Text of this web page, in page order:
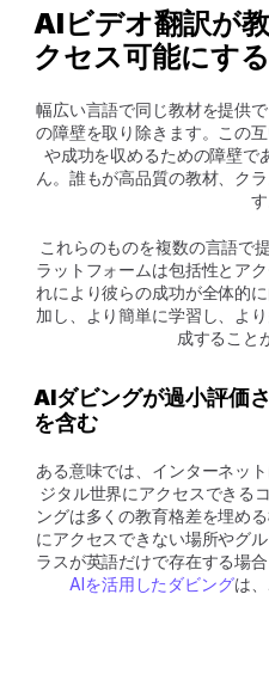
AIビデオ翻訳が
クセス可能にする
幅広い言語で同じ教材を提供
の障壁を取り除きます。この
や成功を収めるための障壁で
ん。誰もが高品質の教材、ク
す
これらのものを複数の言語で
ラットフォームは包括性とア
れにより彼らの成功が全体的
加し、より簡単に学習し、よ
成すること
AIダビングが過小評価
を含む
ある意味では、インターネッ
ジタル世界にアクセスできる
ングは多くの教育格差を埋め
にアクセスできない場所やグ
ラスが英語だけで存在する場
AIを活用したダビングは